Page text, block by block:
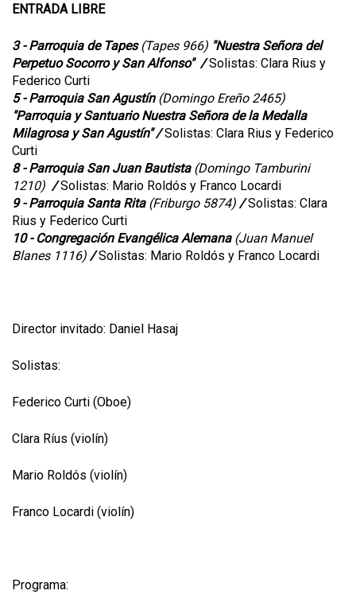
ENTRADA LIBRE
3 - Parroquia de Tapes(Tapes 966) "Nuestra Señora del
Perpetuo Socorro y San Alfonso" /Solistas: Clara Rius y
Federico Curti
5 - Parroquia San Agustín(Domingo Ereño 2465)
"Parroquia y Santuario Nuestra Señora de la Medalla
Milagrosa y San Agustín"/Solistas: Clara Rius y Federico
Curti
8 - Parroquia San Juan Bautista (Domingo Tamburini
1210) /Solistas: Mario Roldós y Franco Locardi
9 - Parroquia Santa Rita (Friburgo 5874) /Solistas: Clara
Rius y Federico Curti
10 - Congregación Evangélica Alemana (Juan Manuel
Blanes 1116) /Solistas: Mario Roldós y Franco Locardi
Director invitado: Daniel Hasaj
Solistas:
Federico Curti (Oboe)
Clara Ríus (violín)
Mario Roldós (violín)
Franco Locardi (violín)
Programa: